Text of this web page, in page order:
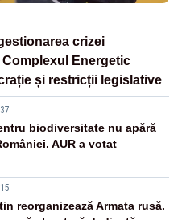
crizei
Energetic
și restricții legislative
biodiversitate nu apără
AUR a votat
reorganizează Armata rusă.